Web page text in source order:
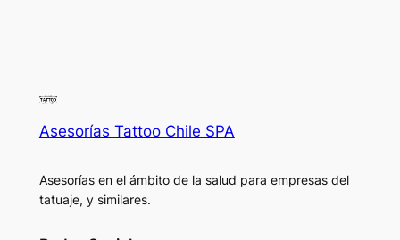
Asesorías Tattoo Chile SPA
Asesorías en el ámbito de la salud para empresas del
tatuaje, y similares.